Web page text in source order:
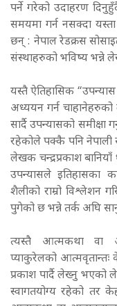
पर्ने गरेको उदाहरण
समयमा गर्न नसक्दा
छन् : नेपाल रेडक्रस
संस्थाहरुको भविष्य भन्ने
यस्तै ऐतिहासिक “उपन्यास
अध्ययन गर्न चाहानेहरुको
सार्दै उपन्यासको समीक्षा
रहेकोले पक्कै पनि नेपाली
लेखक चन्द्रप्रकाश बानियाँ
उपन्यासले इतिहासका
शैलीको राम्रो विश्लेशन
पुगेको छ भन्ने तर्क अघि
त्यस्तै आत्मकथा वा
प्याकुरेलको आत्मवृतान्तः
प्रकाश पार्दै लेख्नु भएको
स्वागतयोग्य रहेको तर